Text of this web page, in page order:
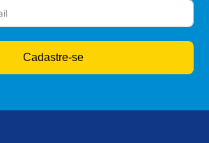
Cadastre-se